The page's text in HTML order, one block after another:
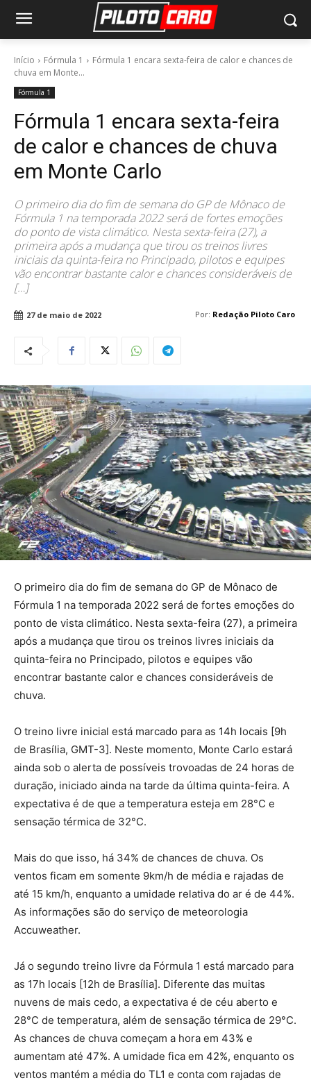
Início Fórmula 1
Fórmula 1 encara sexta-feira de calor e chances de
chuva em Monte...
Fórmula 1
Fórmula 1 encara sexta-feira
de calor e chances de chuva
em Monte Carlo
O primeiro dia do fim de semana do GP de Mônaco de
Fórmula 1 na temporada 2022 será de fortes emoções
do ponto de vista climático. Nesta sexta-feira (27), a
primeira após a mudança que tirou os treinos livres
iniciais da quinta-feira no Principado, pilotos e equipes
vão encontrar bastante calor e chances consideráveis de
[…]
Por: Redação Piloto Caro
27 de maio de 2022
O primeiro dia do fim de semana do GP de Mônaco de
Fórmula 1 na temporada 2022 será de fortes emoções do
ponto de vista climático. Nesta sexta-feira (27), a primeira
após a mudança que tirou os treinos livres iniciais da
quinta-feira no Principado, pilotos e equipes vão
encontrar bastante calor e chances consideráveis de
chuva.
O treino livre inicial está marcado para as 14h locais [9h
de Brasília, GMT-3]. Neste momento, Monte Carlo estará
ainda sob o alerta de possíveis trovoadas de 24 horas de
duração, iniciado ainda na tarde da última quinta-feira. A
expectativa é de que a temperatura esteja em 28°C e
sensação térmica de 32°C.
Mais do que isso, há 34% de chances de chuva. Os
ventos ficam em somente 9km/h de média e rajadas de
até 15 km/h, enquanto a umidade relativa do ar é de 44%.
As informações são do serviço de meteorologia
Accuweather.
Já o segundo treino livre da Fórmula 1 está marcado para
as 17h locais [12h de Brasília]. Diferente das muitas
nuvens de mais cedo, a expectativa é de céu aberto e
28°C de temperatura, além de sensação térmica de 29°C.
As chances de chuva começam a hora em 43% e
aumentam até 47%. A umidade fica em 42%, enquanto os
ventos mantém a média do TL1 e conta com rajadas de